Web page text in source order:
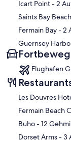
Icart Point- 2
Saints Bay Beach
Fermain Bay- 2
Guernsey
Flughafen
‪Buho - ‬12